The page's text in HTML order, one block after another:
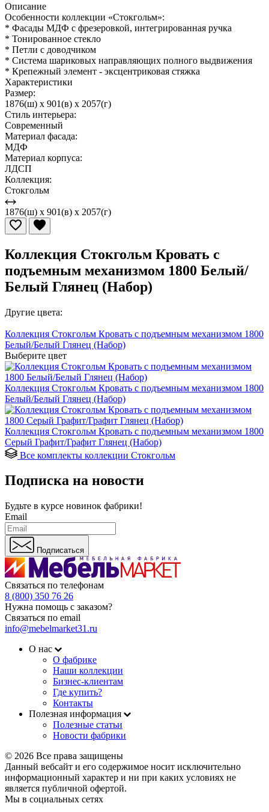
Описание
Особенности коллекции «Стокгольм»:
* Фасады МДФ с фрезеровкой, интегрированная ручка
* Тонированное стекло
* Петли с доводчиком
* Система шариковых направляющих полного выдвижения
* Крепежный элемент - эксцентриковая стяжка
Характеристики
Размер:
1876(ш) x 901(в) x 2057(г)
Стиль интерьера:
Современный
Материал фасада:
МДФ
Материал корпуса:
ЛДСП
Коллекция:
Стокгольм
1876(ш) x 901(в) x 2057(г)
Коллекция Стокгольм Кровать с
подъемным механизмом 1800 Белый/
Белый Глянец (Набор)
Другие цвета:
Коллекция Стокгольм Кровать с подъемным механизмом 1800
Белый/Белый Глянец (Набор)
Выберите цвет
Коллекция Стокгольм Кровать с подъемным механизмом 1800
Белый/Белый Глянец (Набор)
Коллекция Стокгольм Кровать с подъемным механизмом 1800
Серый Графит/Графит Глянец (Набор)
Все комплекты коллекции Стокгольм
Подписка на новости
Будьте в курсе новинок фабрики!
Email
Подписаться
Связаться по телефонам
8 (800) 350 76 26
Нужна помощь с заказом?
Связаться по email
info@mebelmarket31.ru
О нас
О фабрике
Наши коллекции
Бизнес-клиентам
Где купить?
Контакты
Полезная информация
Полезные статьи
Новости фабрики
© 2026 Все права защищены
Данный вебсайт и его содержимое носит исключительно
информационный характер и ни при каких условиях не
является публичной офертой.
Мы в социальных сетях